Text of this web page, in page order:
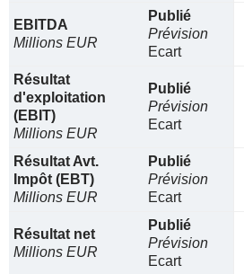
EBITDA
Millions EUR
Publié
Prévision
Ecart
Résultat
d'exploitation
(EBIT)
Millions EUR
Publié
Prévision
Ecart
Résultat Avt.
Impôt (EBT)
Millions EUR
Publié
Prévision
Ecart
Résultat net
Millions EUR
Publié
Prévision
Ecart